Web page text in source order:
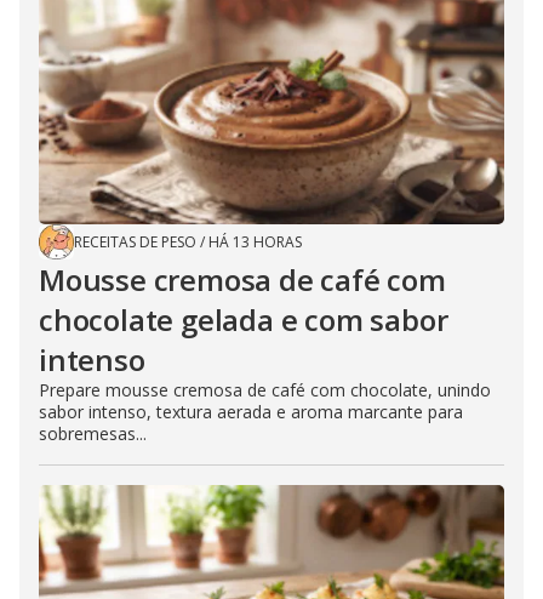
RECEITAS DE PESO / HÁ 13 HORAS
Mousse cremosa de café com
chocolate gelada e com sabor
intenso
Prepare mousse cremosa de café com chocolate, unindo
sabor intenso, textura aerada e aroma marcante para
sobremesas...